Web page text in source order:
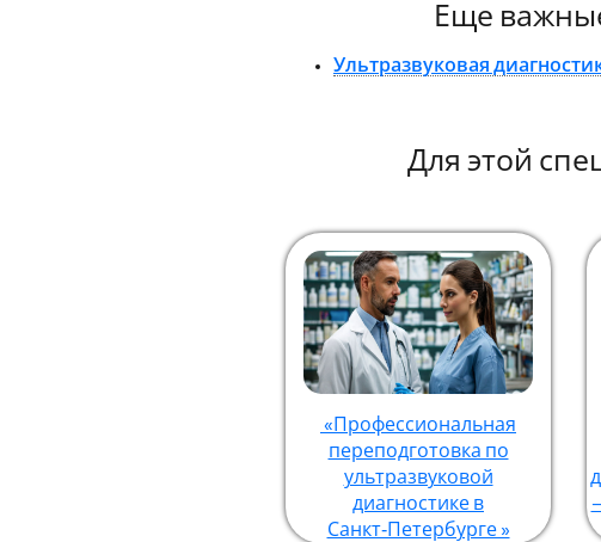
Еще
Ультразвуковая
Для этой
«Профессиональная
переподготовка по
ультразвуковой
диагностике в
Санкт‑Петербурге »